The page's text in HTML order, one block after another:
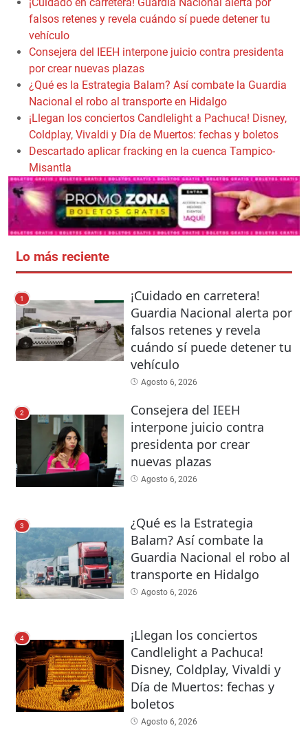
falsos retenes y revela cuándo sí puede detener tu
vehículo
Consejera del IEEH interpone juicio contra presidenta
por crear nuevas plazas
¿Qué es la Estrategia Balam? Así combate la Guardia
Nacional el robo al transporte en Hidalgo
¡Llegan los conciertos Candlelight a Pachuca! Disney,
Coldplay, Vivaldi y Día de Muertos: fechas y boletos
Descartado aplicar fracking en la cuenca Tampico-
Misantla
Lo más reciente
1
¡Cuidado en carretera!
Guardia Nacional alerta por
falsos retenes y revela
cuándo sí puede detener tu
vehículo
Agosto 6, 2026
2
Consejera del IEEH
interpone juicio contra
presidenta por crear
nuevas plazas
Agosto 6, 2026
3
¿Qué es la Estrategia
Balam? Así combate la
Guardia Nacional el robo al
transporte en Hidalgo
Agosto 6, 2026
4
¡Llegan los conciertos
Candlelight a Pachuca!
Disney, Coldplay, Vivaldi y
Día de Muertos: fechas y
boletos
Agosto 6, 2026